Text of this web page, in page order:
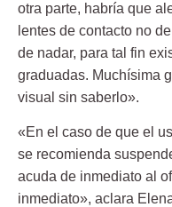
otra parte, habría que
lentes de contacto no
de nadar, para tal fin
graduadas. Muchísima
visual sin saberlo».
«En el caso de que el
se recomienda
acuda de inmediato al
inmediato», aclara